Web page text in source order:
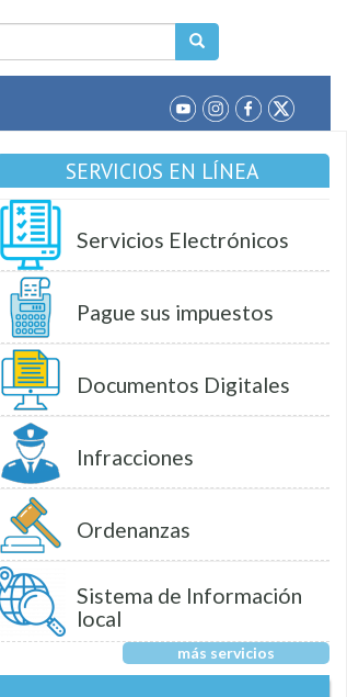
SERVICIOS EN LÍNEA
Servicios Electrónicos
Pague sus impuestos
Documentos Digitales
Infracciones
Ordenanzas
Sistema de Información
local
más servicios